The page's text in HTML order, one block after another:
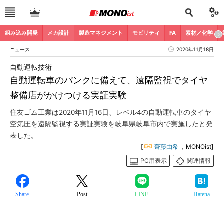
組み込み開発 メカ設計 製造マネジメント モビリティ FA 素材／化学
ニュース 2020年11月18日
自動運転車のパンクに備えて、遠隔監視でタイヤ
整備店がかけつける実証実験
自動運転技術
住友ゴム工業は2020年11月16日、レベル4の自動運転車のタイヤ
空気圧を遠隔監視する実証実験を岐阜県岐阜市内で実施したと発
表した。
[ 齊藤由希 ，MONOist]
PC用表示
関連情報
Share Post LINE Hatena